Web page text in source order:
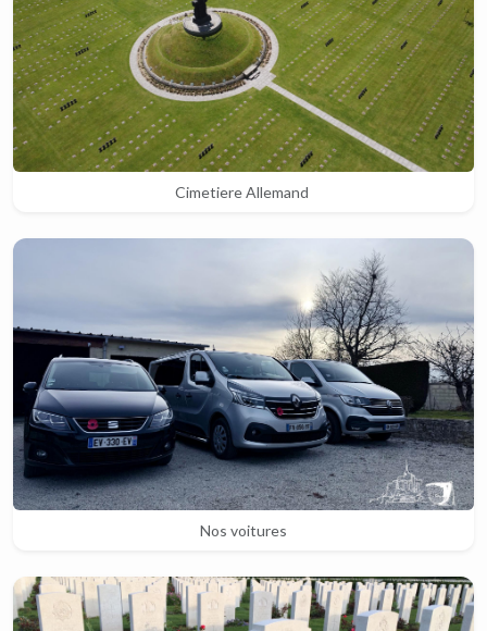
Cimetiere Allemand
Nos voitures